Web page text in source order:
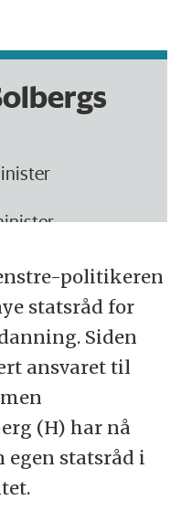
og
Nærings- og
politikeren
statsråd for
Siden
ansvaret til
(H) har nå
egen statsråd i